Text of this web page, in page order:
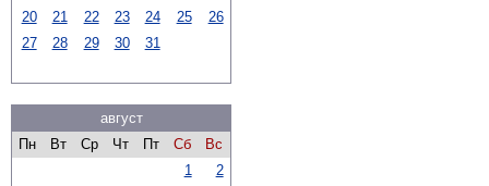
20
21 22 23 24 25
26
27
28 29 30 31
август
Пн
Вт Ср Чт Пт Сб
Вс
1
2